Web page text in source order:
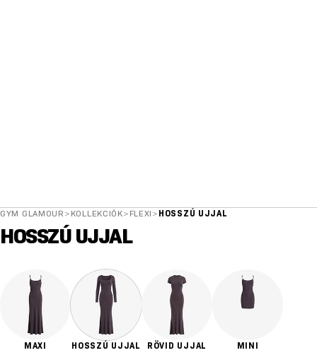
GYM GLAMOUR > KOLLEKCIÓK> FLEXI > HOSSZÚ UJJAL
HOSSZÚ UJJAL
MAXI HOSSZÚ UJJAL RÖVID UJJAL MINI